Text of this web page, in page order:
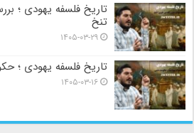
تاریخ فلسفه یهودی ؛
تنخ
۱۴۰۵-۰۳-۲۹
تاریخ فلسفه یهودی ؛
۱۴۰۵-۰۳-۱۶